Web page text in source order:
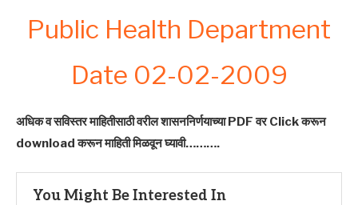
Public Health Department
Date 02-02-2009
अधिक व सविस्तर माहितीसाठी वरील शासननिर्णयाच्या PDF वर Click करून
download करून माहिती मिळवून घ्यावी……….
You Might Be Interested In